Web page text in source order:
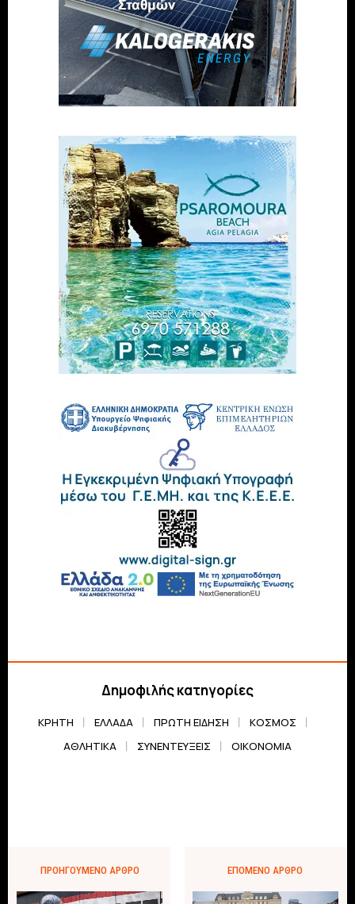
Δημοφιλής κατηγορίες
ΚΡΗΤΗ ΕΛΛΆΔΑ ΠΡΏΤΗ ΕΊΔΗΣΗ
ΚΌΣΜΟΣ
ΑΘΛΗΤΙΚΆ
ΣΥΝΕΝΤΕΎΞΕΙΣ ΟΙΚΟΝΟΜΊΑ
ΠΡΟΗΓΟΎΜΕΝΟ ΆΡΘΡΟ ΕΠΌΜΕΝΟ ΆΡΘΡΟ